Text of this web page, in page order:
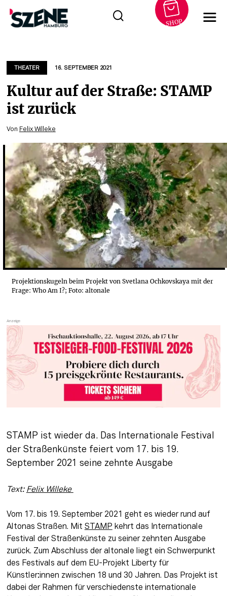
springen
SHOP
THEATER 16. SEPTEMBER 2021
Kultur auf der Straße: STAMP
ist zurück
Von Felix Willeke
Projektionskugeln beim Projekt von Svetlana Ochkovskaya mit der
Frage: Who Am I?; Foto: altonale
STAMP ist wieder da. Das Internationale Festival
der Straßenkünste feiert vom 17. bis 19.
September 2021 seine zehnte Ausgabe
Text: Felix Willeke
Vom 17. bis 19. September 2021 geht es wieder rund auf
Altonas Straßen. Mit STAMP kehrt das Internationale
Festival der Straßenkünste zu seiner zehnten Ausgabe
zurück. Zum Abschluss der altonale liegt ein Schwerpunkt
des Festivals auf dem EU-Projekt Liberty für
Künstler:innen zwischen 18 und 30 Jahren. Das Projekt ist
dabei der Rahmen für verschiedenste internationale